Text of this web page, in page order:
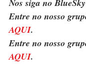
Nos siga no
Entre no nosso
AQUI.
Entre no nosso
AQUI.